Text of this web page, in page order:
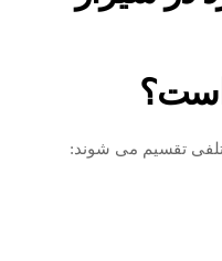
است؟
تقسیم می شوند: